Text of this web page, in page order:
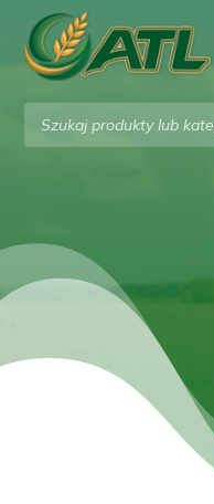
Wyszukiwarka
produktów